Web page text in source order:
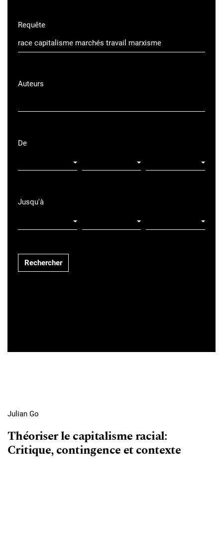
Requête
Auteurs
De
Jusqu'à
Rechercher
Julian Go
Théoriser le capitalisme racial:
Critique, contingence et contexte